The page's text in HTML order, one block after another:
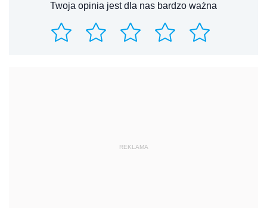
Twoja opinia jest dla nas bardzo ważna
REKLAMA